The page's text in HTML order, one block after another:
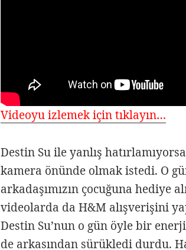
Videoyu izlemek için tıklayın…
Destin Su ile yanlış
kamera önünde olmak istedi. O
arkadaşımızın çocuğuna hediye
videolarda da H&M alışverişini
Destin Su’nun o gün öyle bir
de arkasından sürükledi durdu.